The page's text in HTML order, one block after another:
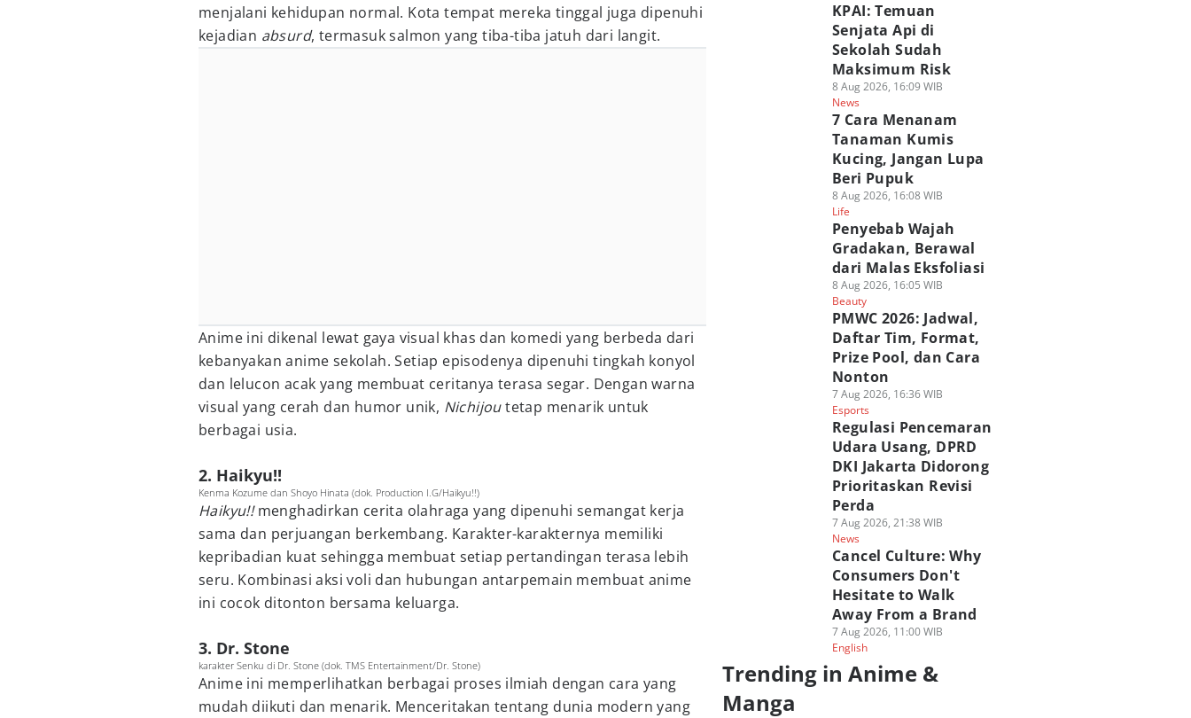
menjalani kehidupan normal. Kota tempat mereka tinggal juga dipenuhi
kejadian absurd, termasuk salmon yang tiba-tiba jatuh dari langit.
Anime ini dikenal lewat gaya visual khas dan komedi yang berbeda dari
kebanyakan anime sekolah. Setiap episodenya dipenuhi tingkah konyol
dan lelucon acak yang membuat ceritanya terasa segar. Dengan warna
visual yang cerah dan humor unik, Nichijoutetap menarik untuk
berbagai usia.
2. Haikyu!!
Kenma Kozume dan Shoyo Hinata (dok. Production I.G/Haikyu!!)
Haikyu!!menghadirkan cerita olahraga yang dipenuhi semangat kerja
sama dan perjuangan berkembang. Karakter-karakternya memiliki
kepribadian kuat sehingga membuat setiap pertandingan terasa lebih
seru. Kombinasi aksi voli dan hubungan antarpemain membuat anime
ini cocok ditonton bersama keluarga.
3. Dr. Stone
karakter Senku di Dr. Stone (dok. TMS Entertainment/Dr. Stone)
Anime ini memperlihatkan berbagai proses ilmiah dengan cara yang
mudah diikuti dan menarik. Menceritakan tentang dunia modern yang
KPAI: Temuan
Senjata Api di
Sekolah Sudah
Maksimum Risk
8 Aug 2026, 16:09 WIB
News
7 Cara Menanam
Tanaman Kumis
Kucing, Jangan Lupa
Beri Pupuk
8 Aug 2026, 16:08 WIB
Life
Penyebab Wajah
Gradakan, Berawal
dari Malas Eksfoliasi
8 Aug 2026, 16:05 WIB
Beauty
PMWC 2026: Jadwal,
Daftar Tim, Format,
Prize Pool, dan Cara
Nonton
7 Aug 2026, 16:36 WIB
Esports
Regulasi Pencemaran
Udara Usang, DPRD
DKI Jakarta Didorong
Prioritaskan Revisi
Perda
7 Aug 2026, 21:38 WIB
News
Cancel Culture: Why
Consumers Don't
Hesitate to Walk
Away From a Brand
7 Aug 2026, 11:00 WIB
English
Trending in Anime &
Manga